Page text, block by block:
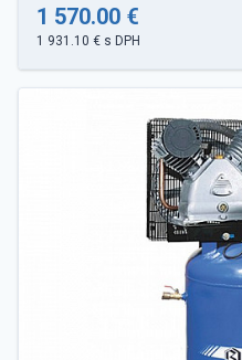
1 570.00 €
1 931.10 € s DPH